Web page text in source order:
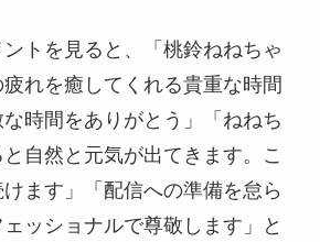
トを見ると、「桃鈴ねねちゃ
れを癒してくれる貴重な時間
時間をありがとう」「ねねち
自然と元気が出てきます。こ
ます」「配信への準備を怠ら
ッショナルで尊敬します」と